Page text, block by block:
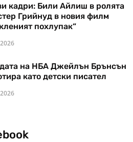
кадри: Били Айлиш в ролята
Грийнуд в новия филм
похлупак“
на НБА Джейлън Брънсън
като детски писател